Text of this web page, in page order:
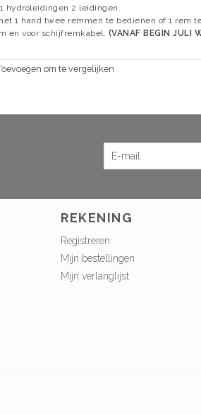
hydroleidingen 2 leidingen.
1 hand twee remmen te bedienen of 1 rem
en voor schijfremkabel. (VANAF BEGIN JULI
om te vergelijken
REKENING
Registreren
Mijn bestellingen
Mijn verlanglijst